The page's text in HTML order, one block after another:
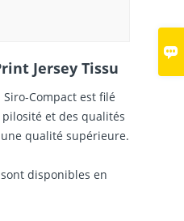

Jersey Tissu
Compact est filé
et des qualités
qualité supérieure.
disponibles en